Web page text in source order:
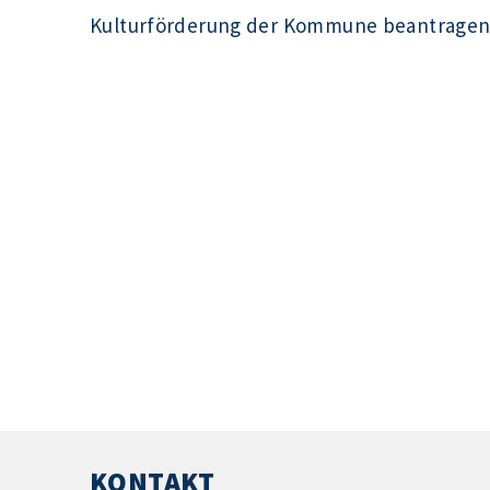
Kulturförderung der Kommune beantragen
KONTAKT